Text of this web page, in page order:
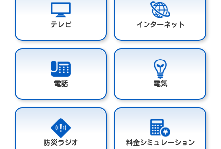
テレビ インターネット
電話 電気
防災ラジオ 料金シミュレーション